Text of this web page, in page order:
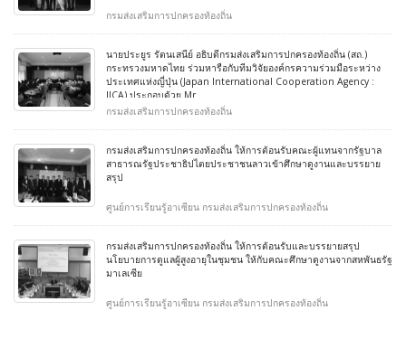
กรมส่งเสริมการปกครองท้องถิ่น
นายประยูร รัตนเสนีย์ อธิบดีกรมส่งเสริมการปกครองท้องถิ่น (สถ.)
กระทรวงมหาดไทย ร่วมหารือกับทีมวิจัยองค์กรความร่วมมือระหว่าง
ประเทศแห่งญี่ปุ่น (Japan International Cooperation Agency :
JICA) ประกอบด้วย Mr
กรมส่งเสริมการปกครองท้องถิ่น
กรมส่งเสริมการปกครองท้องถิ่น ให้การต้อนรับคณะผู้แทนจากรัฐบาล
สาธารณรัฐประชาธิปไตยประชาชนลาวเข้าศึกษาดูงานและบรรยาย
สรุป
ศูนย์การเรียนรู้อาเซียน กรมส่งเสริมการปกครองท้องถิ่น
กรมส่งเสริมการปกครองท้องถิ่น ให้การต้อนรับและบรรยายสรุป
นโยบายการดูแลผู้สูงอายุในชุมชน ให้กับคณะศึกษาดูงานจากสหพันธรัฐ
มาเลเซีย
ศูนย์การเรียนรู้อาเซียน กรมส่งเสริมการปกครองท้องถิ่น